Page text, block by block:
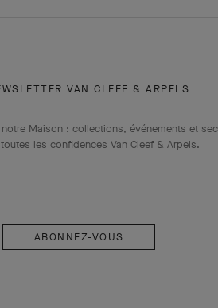
VAN CLEEF & ARPELS
Maison : collections, événements et
les confidences Van Cleef & Arpels​.
vous